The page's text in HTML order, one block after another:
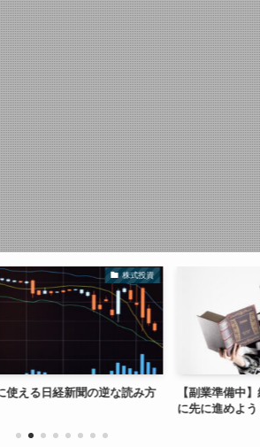
株式投資
使える日経新聞の逆な読み方
【副業準備中】
に先に進めよう